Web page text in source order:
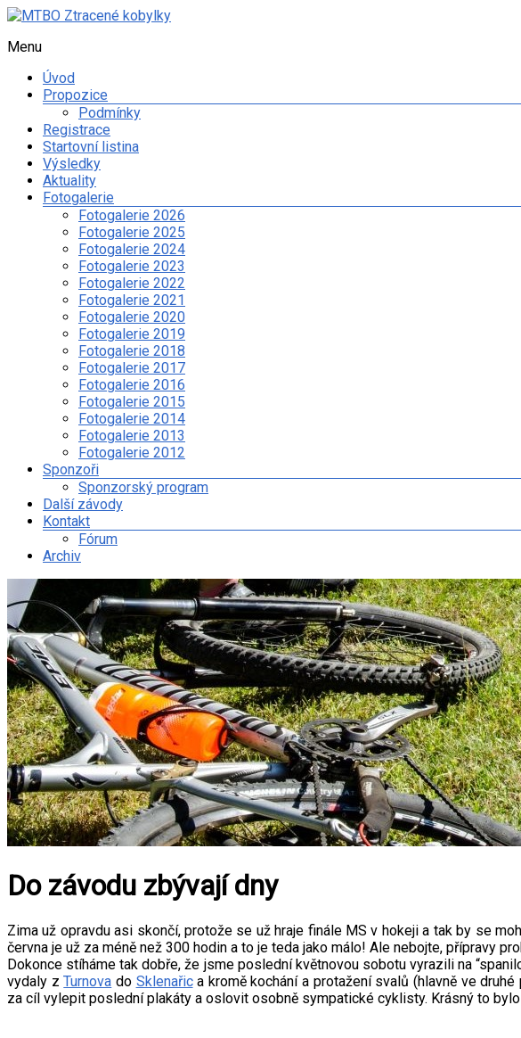
Skip
content
MTBO
Ztracené
kobylky
Web
organizaci
orientačního
závodu
sportovních
aktivitách
Menu
Úvod
Propozice
Podmínky
Registrace
Startovní listina
Výsledky
Aktuality
Fotogalerie
Fotogalerie 2026
Fotogalerie 2025
Fotogalerie 2024
Fotogalerie 2023
Fotogalerie 2022
Fotogalerie 2021
Fotogalerie 2020
Fotogalerie 2019
Fotogalerie 2018
Fotogalerie 2017
Fotogalerie 2016
Fotogalerie 2015
Fotogalerie 2014
Fotogalerie 2013
Fotogalerie 2012
Sponzoři
Sponzorský program
Další závody
Kontakt
Fórum
Archiv
Do závodu zbývají dny
Zima už opravdu asi skončí, protože se už hraje finále MS v hokeji a tak by se
června je už za méně než 300 hodin a to je teda jako málo! Ale nebojte, přípravy
Dokonce stíháme tak dobře, že jsme poslední květnovou sobotu vyrazili na
vydaly zTurnova do Sklenařica kromě kochání a protažení svalů (hlavně ve
za cíl vylepit poslední plakáty a oslovit osobně sympatické cyklisty. Krásný to